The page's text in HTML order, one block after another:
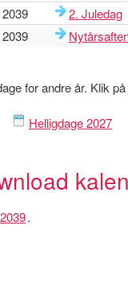
2. Juledag
for andre år. Klik
Helligdage 2027
.